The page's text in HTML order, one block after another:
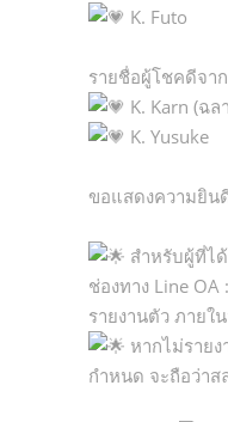
K. Futo
รายชื่อผู้โชคดีจา
K. Karn (ฉล
K. Yusuke
ขอแสดงความยิน
สำหรับผู้ที่ไ
ช่องทาง Line OA
รายงานตัว ภายใ
หากไม่รายง
กำหนด จะถือว่าส